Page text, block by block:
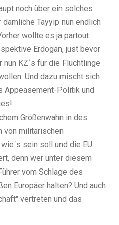
noch über ein solches
Tayyip nun endlich
wollte es ja partout
Erdogan, just bevor
KZ´s für die Flüchtlinge
Und dazu mischt sich
Appeasement-Politik und
Größenwahn in des
von militärischen
sein soll und die EU
denn wer unter diesem
vom Schlage des
Europäer halten? Und auch
vertreten und das